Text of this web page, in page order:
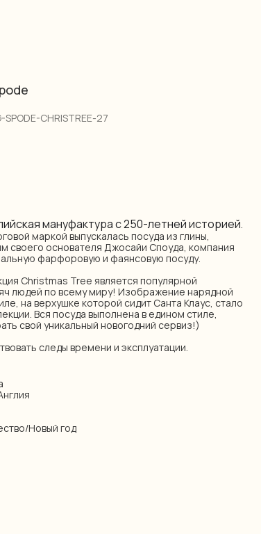
CHRISTREE-27
мануфактура с 250-летней историей.
маркой выпускалась посуда из глины,
своего основателя Джосайи Споуда, компания
фарфоровую и фаянсовую посуду.
Christmas Tree является популярной
людей по всему миру! Изображение нарядной
на верхушке которой сидит Санта Клаус, стало
Вся посуда выполнена в едином стиле,
свой уникальный новогодний сервиз!)
следы времени и эксплуатации.
Новый год